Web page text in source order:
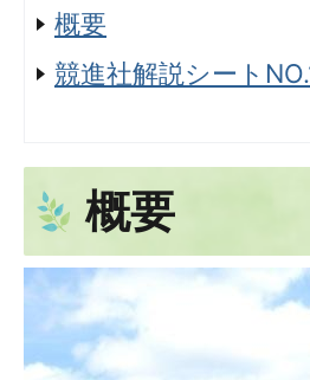
概要
競進社解説シート
概要